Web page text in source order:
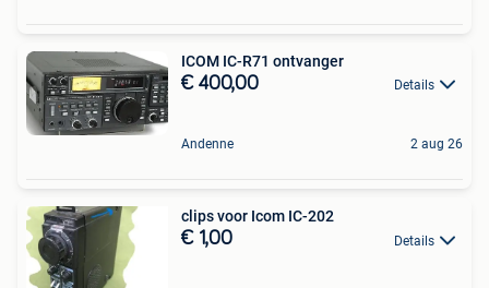
ICOM IC-R71 ontvanger
€ 400,00 Details
Andenne 2 aug 26
clips voor Icom IC-202
€ 1,00 Details